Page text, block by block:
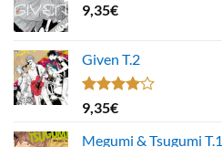
9,35€
Given T.2
Note
4.00
5
9,35€
Megumi & Tsugumi T.1